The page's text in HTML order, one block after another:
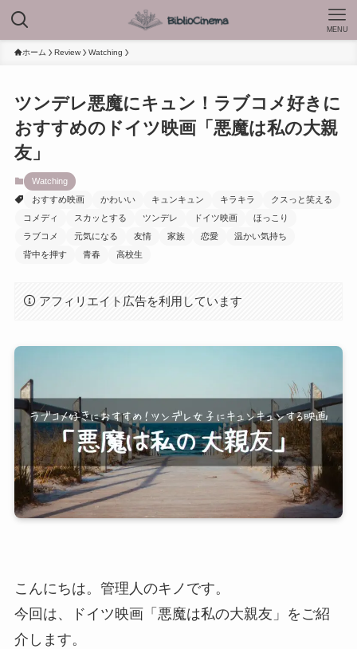
MENU
ホーム Review Watching
ツンデレ悪魔にキュン！ラブコメ好きに
おすすめのドイツ映画「悪魔は私の大親
友」
Watching
おすすめ映画
かわいい キュンキュン キラキラ
クスっと笑える
コメディ
スカッとする ツンデレ ドイツ映画
ほっこり
ラブコメ
元気になる 友情 家族 恋愛
温かい気持ち
背中を押す
青春 高校生
アフィリエイト広告を利用しています
こんにちは。管理人のキノです。
今回は、ドイツ映画「悪魔は私の大親友」をご紹
介します。